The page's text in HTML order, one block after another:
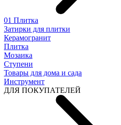
01 Плитка
Затирки для плитки
Керамогранит
Плитка
Мозаика
Ступени
Товары для дома и сада
Инструмент
ДЛЯ ПОКУПАТЕЛЕЙ